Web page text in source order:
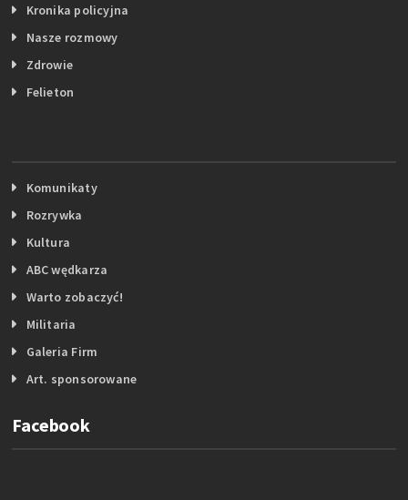
Kronika policyjna
Nasze rozmowy
Zdrowie
Felieton
Komunikaty
Rozrywka
Kultura
ABC wędkarza
Warto zobaczyć!
Militaria
Galeria Firm
Art. sponsorowane
Facebook